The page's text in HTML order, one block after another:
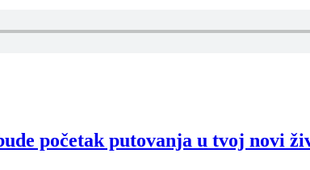
početak putovanja u tvoj novi